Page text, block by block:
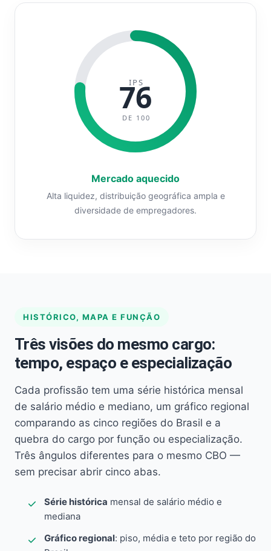
IPS
76
DE 100
Mercado aquecido
Alta liquidez, distribuição geográfica ampla e
diversidade de empregadores.
HISTÓRICO, MAPA E FUNÇÃO
Três visões do mesmo cargo:
tempo, espaço e especialização
Cada profissão tem uma série histórica mensal
de salário médio e mediano, um gráfico regional
comparando as cinco regiões do Brasil e a
quebra do cargo por função ou especialização.
Três ângulos diferentes para o mesmo CBO —
sem precisar abrir cinco abas.
Série histórica mensal de salário médio e
mediana
Gráfico regional: piso, média e teto por região do